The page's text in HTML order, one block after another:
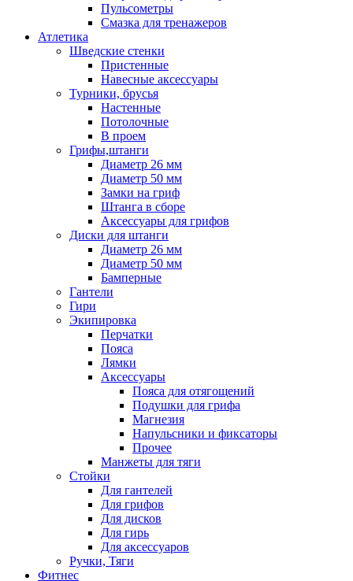
Пульсометры
Смазка для тренажеров
Атлетика
Шведские стенки
Пристенные
Навесные аксессуары
Турники, брусья
Настенные
Потолочные
В проем
Грифы,штанги
Диаметр 26 мм
Диаметр 50 мм
Замки на гриф
Штанга в сборе
Аксессуары для грифов
Диски для штанги
Диаметр 26 мм
Диаметр 50 мм
Бамперные
Гантели
Гири
Экипировка
Перчатки
Пояса
Лямки
Аксессуары
Пояса для отягощений
Подушки для грифа
Магнезия
Напульсники и фиксаторы
Прочее
Манжеты для тяги
Стойки
Для гантелей
Для грифов
Для дисков
Для гирь
Для аксессуаров
Ручки, Тяги
Фитнес